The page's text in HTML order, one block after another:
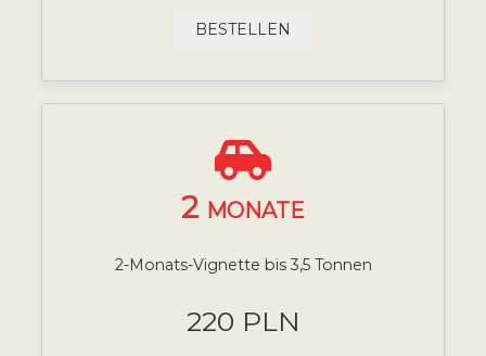
BESTELLEN
2 MONATE
2-Monats-Vignette bis 3,5 Tonnen
220 PLN